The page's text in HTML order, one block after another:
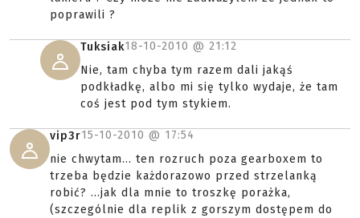
poprawili ?
Tuksiak18-10-2010 @ 21:12
Nie, tam chyba tym razem dali jakąś
podkładkę, albo mi się tylko wydaje, że tam
coś jest pod tym stykiem.
vip3r15-10-2010 @ 17:54
nie chwytam... ten rozruch poza gearboxem to
trzeba będzie każdorazowo przed strzelanką
robić? ...jak dla mnie to troszkę porażka,
(szczególnie dla replik z gorszym dostępem do